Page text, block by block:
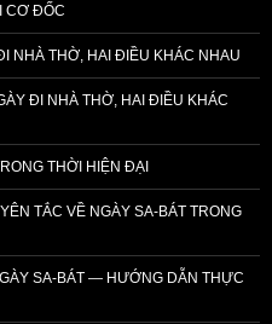
CƠ ĐỐC
NHÀ THỜ, HAI ĐIỀU KHÁC NHAU
ĐI NHÀ THỜ, HAI ĐIỀU KHÁC
THỜI HIỆN ĐẠI
TẮC VỀ NGÀY SA-BÁT TRONG
SA-BÁT — HƯỚNG DẪN THỰC